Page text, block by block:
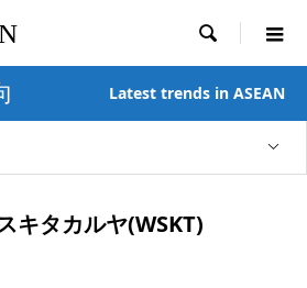

Latest trends in ASEAN
キタカルヤ(WSKT)